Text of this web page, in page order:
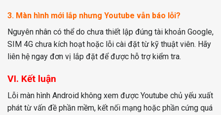
3. Màn hình mới lắp nhưng Youtube vẫn báo lỗi?
Nguyên nhân có thể do chưa thiết lập đúng tài khoản Google,
SIM 4G chưa kích hoạt hoặc lỗi cài đặt từ kỹ thuật viên. Hãy
liên hệ ngay đơn vị lắp đặt để được hỗ trợ kiểm tra.
VI. Kết luận
Lỗi màn hình Android không xem được Youtube chủ yếu xuất
phát từ vấn đề phần mềm, kết nối mạng hoặc phần cứng quá